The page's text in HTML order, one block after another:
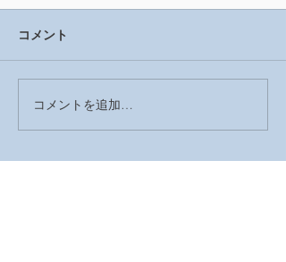
2025年の営業は終了しま
した
コメント
コメントを追加…